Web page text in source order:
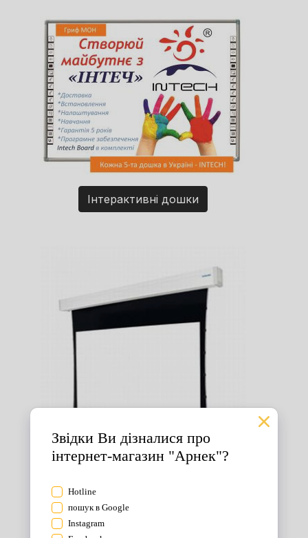
Інтерактивні дошки